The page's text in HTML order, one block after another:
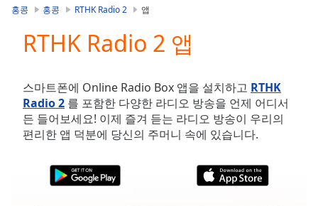
Video
Skip
Backward
Skip
Forward
Mute
0:00
홍콩 홍콩 RTHK Radio 2 앱
RTHK Radio 2 앱
스마트폰에 Online Radio Box 앱을 설치하고 RTHK
Radio 2 를 포함한 다양한 라디오 방송을 언제 어디서
든 들어보세요! 이제 즐겨 듣는 라디오 방송이 우리의
편리한 앱 덕분에 당신의 주머니 속에 있습니다.